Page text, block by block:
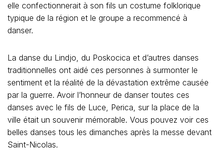
elle confectionnerait à son fils un costume folklorique
typique de la région et le groupe a recommencé à
danser.
La danse du Lindjo, du Poskocica et d’autres danses
traditionnelles ont aidé ces personnes à surmonter le
sentiment et la réalité de la dévastation extrême causée
par la guerre. Avoir l’honneur de danser toutes ces
danses avec le fils de Luce, Perica, sur la place de la
ville était un souvenir mémorable. Vous pouvez voir ces
belles danses tous les dimanches après la messe devant
Saint-Nicolas.